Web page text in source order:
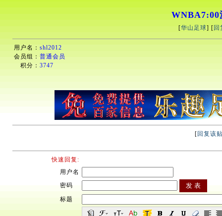
WNBA7:00
[华山足球] [ 回
用户名： shl2012
会员组： 普通会员
积分： 3747
[ 回复该
快速回复:
用户名
密码
标题